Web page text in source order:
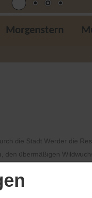
Morgenstern
die Stadt Werder die
übermäßigen
des Titels
47 Jahre
über der Stadt